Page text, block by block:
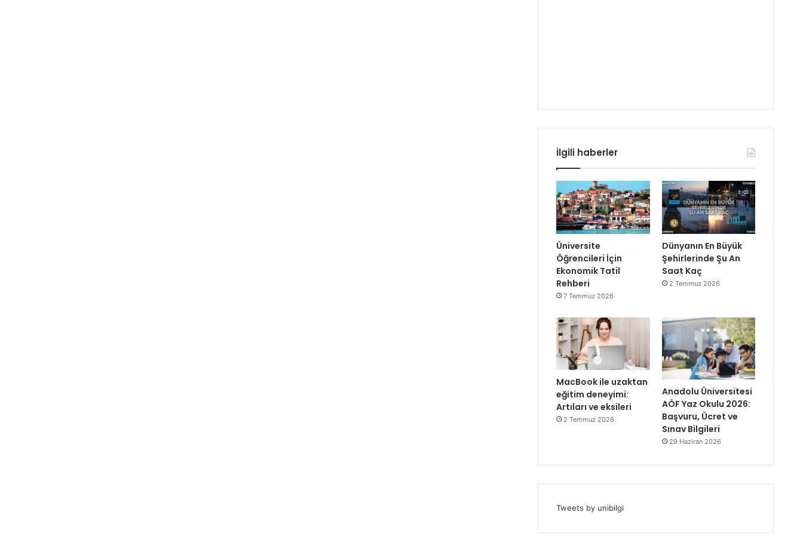
İlgili haberler
Üniversite
Öğrencileri İçin
Ekonomik Tatil
Rehberi
7 Temmuz 2026
Dünyanın En Büyük
Şehirlerinde Şu An
Saat Kaç
2 Temmuz 2026
MacBook ile uzaktan
eğitim deneyimi:
Artıları ve eksileri
2 Temmuz 2026
Anadolu Üniversitesi
AÖF Yaz Okulu 2026:
Başvuru, Ücret ve
Sınav Bilgileri
29 Haziran 2026
Tweets by unibilgi